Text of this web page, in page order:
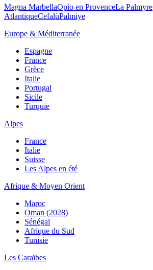
Magna MarbellaOpio en ProvenceLa Palmyre
AtlantiqueCefalùPalmiye
Europe & Méditerranée
Espagne
France
Grèce
Italie
Portugal
Sicile
Turquie
Alpes
France
Italie
Suisse
Les Alpes en été
Afrique & Moyen Orient
Maroc
Oman (2028)
Sénégal
Afrique du Sud
Tunisie
Les Caraïbes